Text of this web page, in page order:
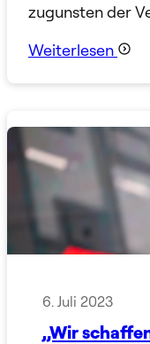
zugunsten der
Weiterlesen
6. Juli 2023
„Wir